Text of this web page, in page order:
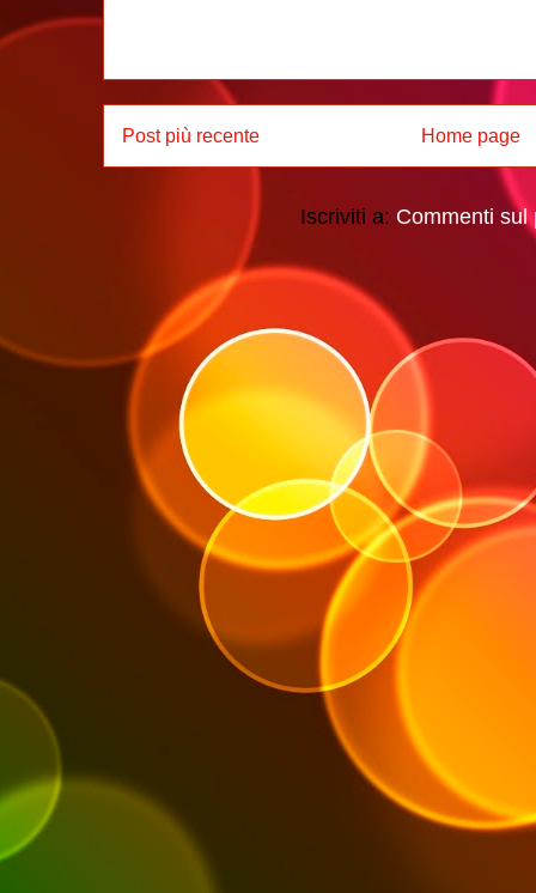
Post più recente Home page
Iscriviti a: Commenti sul